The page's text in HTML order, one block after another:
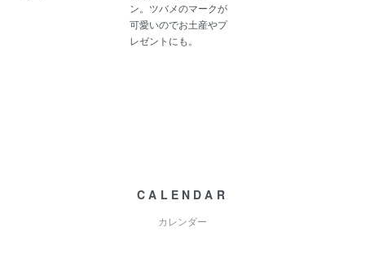
ン。ツバメのマークが
可愛いのでお土産やプ
レゼントにも。
CALENDAR
カレンダー